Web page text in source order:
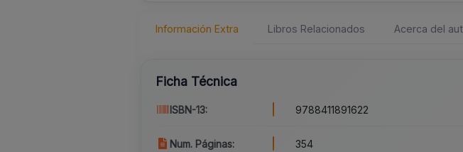
Información Extra Libros Relacionados Acerca del
Ficha Técnica
ISBN-13: 9788411891622
Num. Páginas: 354